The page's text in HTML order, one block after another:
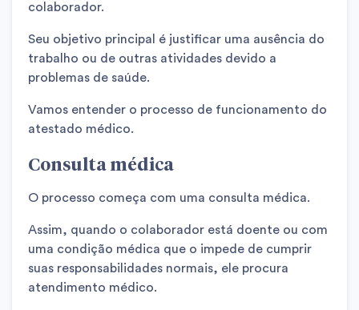
colaborador.
Seu objetivo principal é justificar uma ausência do
trabalho ou de outras atividades devido a
problemas de saúde.
Vamos entender o processo de funcionamento do
atestado médico.
Consulta médica
O processo começa com uma consulta médica.
Assim, quando o colaborador está doente ou com
uma condição médica que o impede de cumprir
suas responsabilidades normais, ele procura
atendimento médico.